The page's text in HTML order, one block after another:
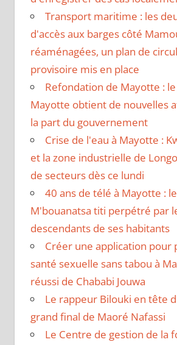
Transport maritime : les
d'accès aux barges côté
réaménagées, un plan de
provisoire mis en place
Refondation de Mayotte :
Mayotte obtient de nouvelles
la part du gouvernement
Crise de l'eau à Mayotte :
et la zone industrielle de
de secteurs dès ce lundi
40 ans de télé à Mayotte :
M'bouanatsa titi perpétré par
descendants de ses habitants
Créer une application pour
santé sexuelle sans tabou à
réussi de Chababi Jouwa
Le rappeur Bilouki en tête
grand final de Maoré Nafassi
Le Centre de gestion de la